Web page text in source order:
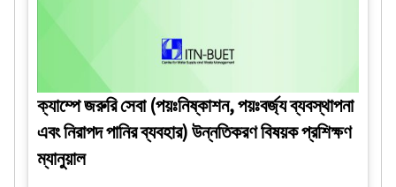
ক্যাম্পে জরুরি সেবা (পয়ঃনিষ্কাশন, পয়ঃবর্জ্য ব্যবস্থাপনা
এবং নিরাপদ পানির ব্যবহার) উন্নতিকরণ বিষয়ক প্রশিক্ষণ
ম্যানুয়াল